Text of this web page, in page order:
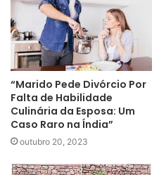
“Marido Pede Divórcio Por
Falta de Habilidade
Culinária da Esposa: Um
Caso Raro na Índia”
outubro 20, 2023